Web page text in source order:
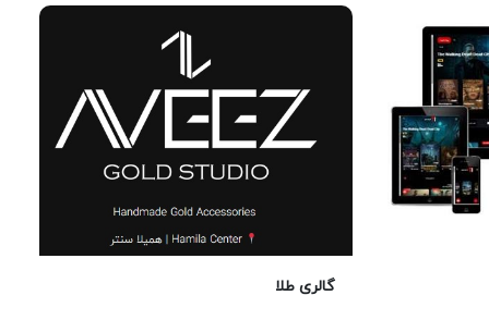
گالری طلا